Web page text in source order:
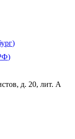
)
)
д. 20, лит. А